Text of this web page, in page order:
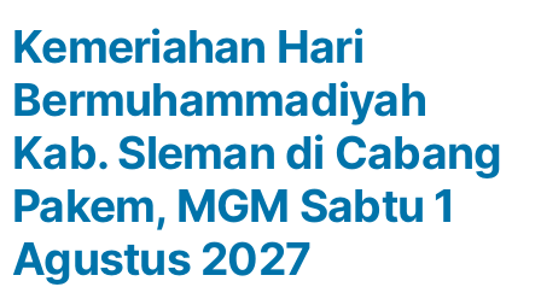
Kemeriahan Hari
Bermuhammadiyah
Kab. Sleman di Cabang
Pakem, MGM Sabtu 1
Agustus 2027